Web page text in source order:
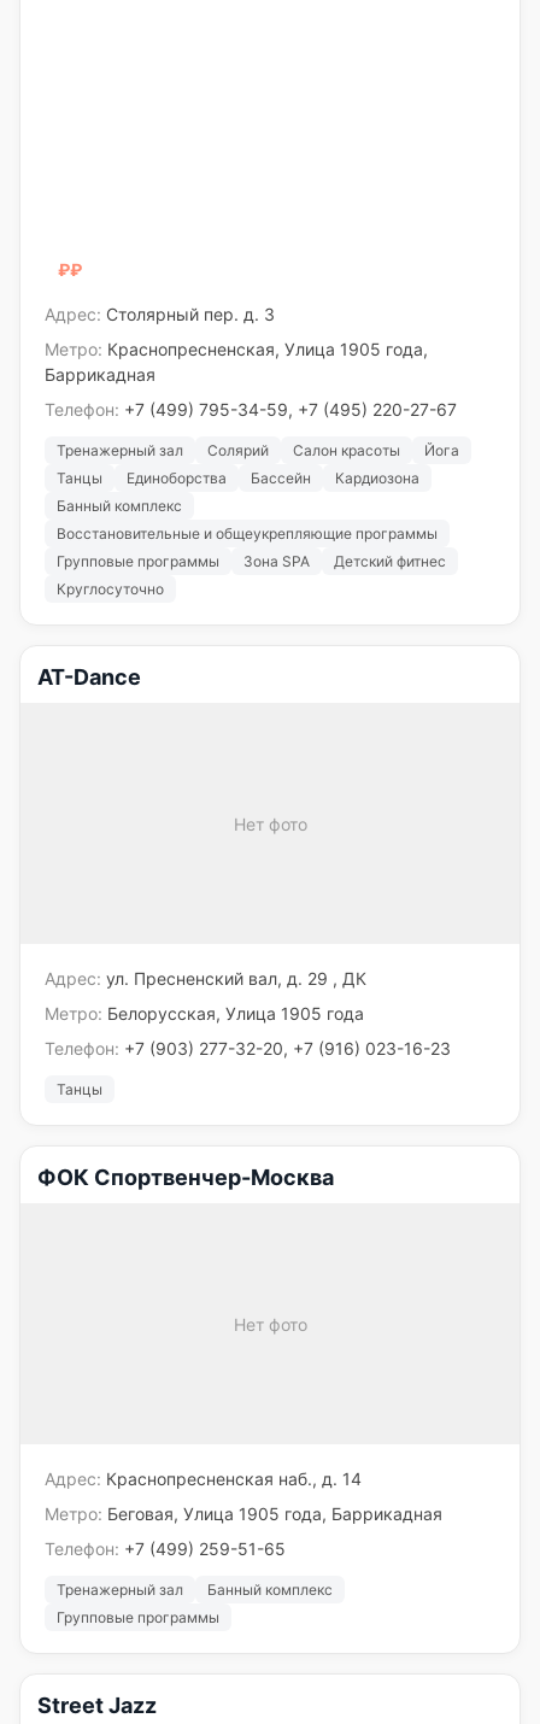
₽₽
Адрес: Столярный пер. д. 3
Метро: Краснопресненская, Улица 1905 года,
Баррикадная
Телефон: +7 (499) 795-34-59, +7 (495) 220-27-67
Тренажерный зал Солярий Салон красоты
Йога
Танцы
Единоборства Бассейн
Кардиозона
Банный комплекс
Восстановительные и общеукрепляющие программы
Групповые программы
Зона SPA
Детский фитнес
Круглосуточно
AT-Dance
Нет фото
Адрес: ул. Пресненский вал, д. 29 , ДК
Метро: Белорусская, Улица 1905 года
Телефон: +7 (903) 277-32-20, +7 (916) 023-16-23
Танцы
ФОК Спортвенчер-Москва
Нет фото
Адрес: Краснопресненская наб., д. 14
Метро: Беговая, Улица 1905 года, Баррикадная
Телефон: +7 (499) 259-51-65
Тренажерный зал
Банный комплекс
Групповые программы
Street Jazz